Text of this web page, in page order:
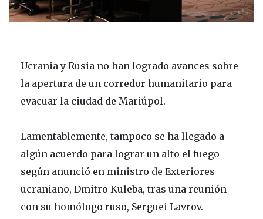
Ucrania y Rusia no han logrado avances sobre
la apertura de un corredor humanitario para
evacuar la ciudad de Mariúpol.
Lamentablemente, tampoco se ha llegado a
algún acuerdo para lograr un alto el fuego
según anunció en ministro de Exteriores
ucraniano, Dmitro Kuleba, tras una reunión
con su homólogo ruso, Serguei Lavrov.